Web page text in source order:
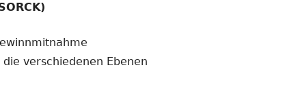
verschiedenen Ebenen